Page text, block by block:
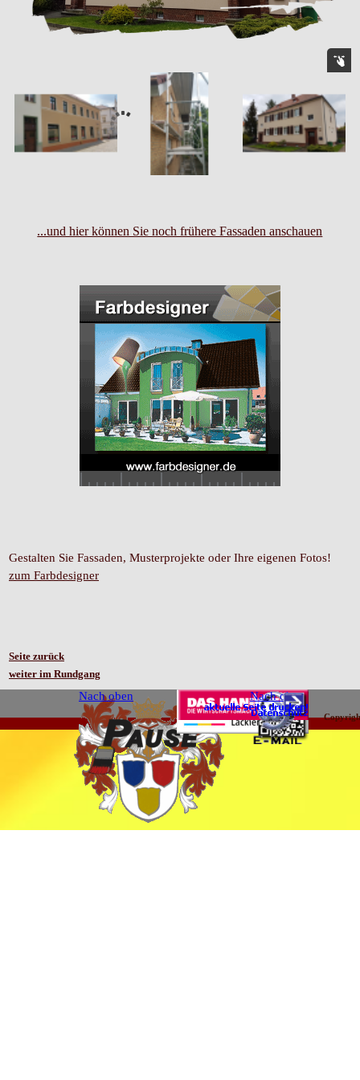
...und hier können Sie noch frühere Fassaden anschauen
Gestalten Sie Fassaden, Musterprojekte oder Ihre eigenen Fotos!
zum Farbdesigner
Seite zurück
weiter im Rundgang
Nach oben
Nach oben